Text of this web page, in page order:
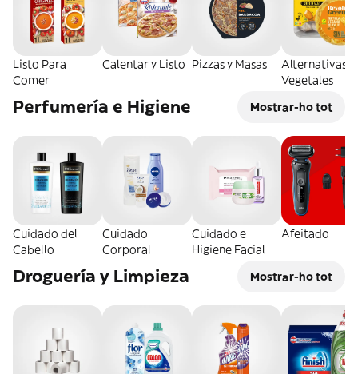
Listo Para
Comer
Calentar y Listo Pizzas y Masas
Alternativas
Vegetales
Perfumería e Higiene Mostrar-ho tot
Cuidado del
Cabello
Cuidado
Corporal
Cuidado e
Higiene Facial
Afeitado
Droguería y Limpieza Mostrar-ho tot